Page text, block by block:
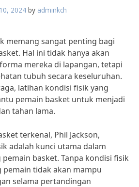
2024 by adminkch
memang sangat penting bagi
Hal ini tidak hanya akan
mereka di lapangan, tetapi
tubuh secara keseluruhan.
latihan kondisi fisik yang
pemain basket untuk menjadi
tahan lama.
terkenal, Phil Jackson,
adalah kunci utama dalam
basket. Tanpa kondisi fisik
pemain tidak akan mampu
selama pertandingan